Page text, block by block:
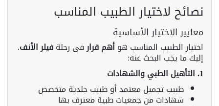
نصائح لاختيار الطبيب المناسب
معايير الاختيار الأساسية
اختيار الطبيب المناسب هوأهم قرارفي رحلةفيلر الأنف.
إليك ما يجب البحث عنه:
1. التأهيل الطبي والشهادات
طبيب تجميل معتمد أو طبيب جلدية متخصص
شهادات من جمعيات طبية معترف بها